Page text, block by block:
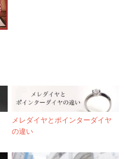
メレダイヤとポインターダイヤ
の違い